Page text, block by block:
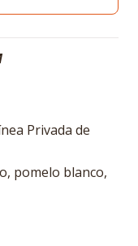
Privada de
pomelo blanco,